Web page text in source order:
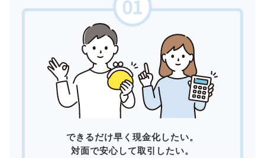
できるだけ早く現金化したい。
対面で安心して取引したい。